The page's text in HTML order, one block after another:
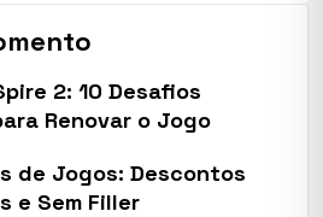
2: 10 Desafios
Renovar o Jogo
de Jogos: Descontos
e Sem Filler